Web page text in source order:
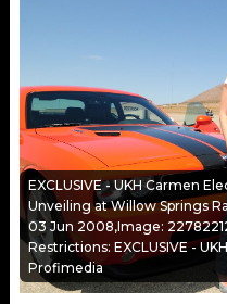
KULTURA
MIX
OSTATNÍ
EXCLUSIVE - UKH Carmen
Unveiling at Willow Springs
03 Jun 2008,Image:
Restrictions: EXCLUSIVE -
Profimedia